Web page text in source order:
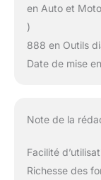
en Auto et
)
888 en Outils
Date de mise
Note de la
Facilité
Richesse des